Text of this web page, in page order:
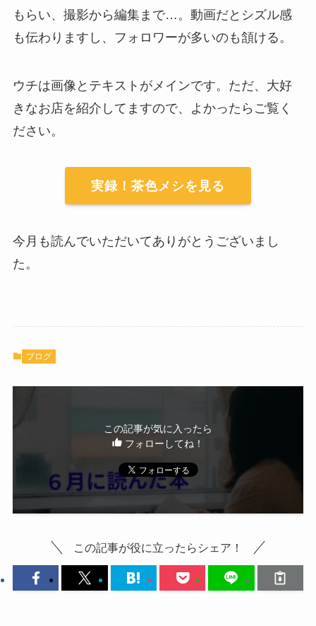
もらい、撮影から編集まで…。動画だとシズル感
も伝わりますし、フォロワーが多いのも頷ける。
ウチは画像とテキストがメインです。ただ、大好
きなお店を紹介してますので、よかったらご覧く
ださい。
実録！茶色メシを見る
今月も読んでいただいてありがとうございまし
た。
ブログ
この記事が気に入ったら
フォローしてね！
この記事が役に立ったらシェア！